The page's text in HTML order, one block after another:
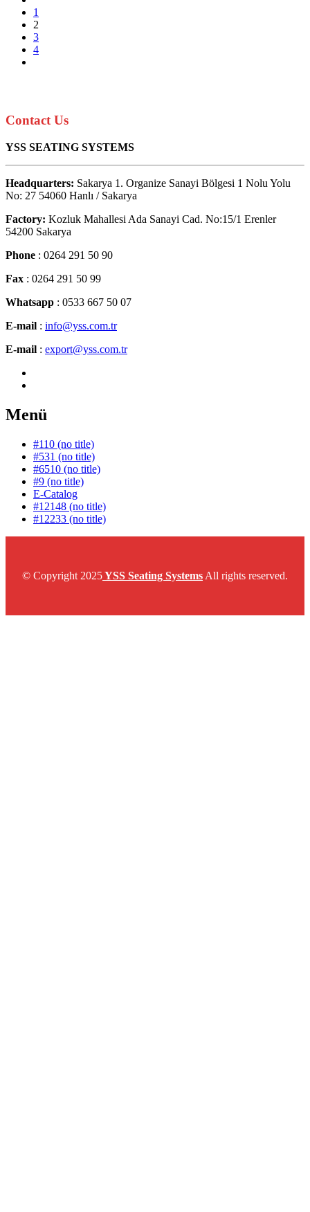
1
2
3
4
Contact Us
YSS SEATING SYSTEMS
Headquarters: Sakarya 1. Organize Sanayi Bölgesi 1 Nolu Yolu
No: 27 54060 Hanlı / Sakarya
Factory: Kozluk Mahallesi Ada Sanayi Cad. No:15/1 Erenler
54200 Sakarya
Phone : 0264 291 50 90
Fax : 0264 291 50 99
Whatsapp : 0533 667 50 07
E-mail : info@yss.com.tr
E-mail : export@yss.com.tr
Menü
#110 (no title)
#531 (no title)
#6510 (no title)
#9 (no title)
E-Catalog
#12148 (no title)
#12233 (no title)
© Copyright 2025YSS Seating Systems All rights reserved.